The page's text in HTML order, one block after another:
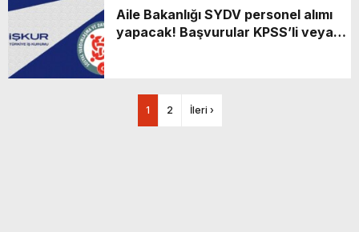
Aile Bakanlığı SYDV personel alımı
yapacak! Başvurular KPSS’li veya
1 2 İleri ›